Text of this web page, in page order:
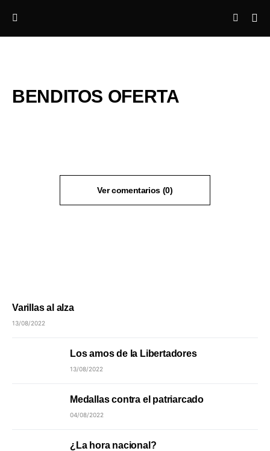
BENDITOS OFERTA
Ver comentarios (0)
Varillas al alza
13/08/2022
Los amos de la Libertadores
13/08/2022
Medallas contra el patriarcado
04/08/2022
¿La hora nacional?